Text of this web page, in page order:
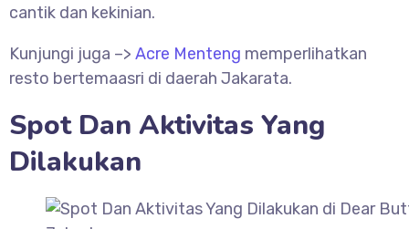
cantik dan kekinian.
Kunjungi juga –> Acre Menteng memperlihatkan
resto bertemaasri di daerah Jakarata.
Spot Dan Aktivitas Yang
Dilakukan